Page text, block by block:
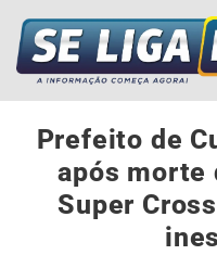
Prefeito de
após morte
Super